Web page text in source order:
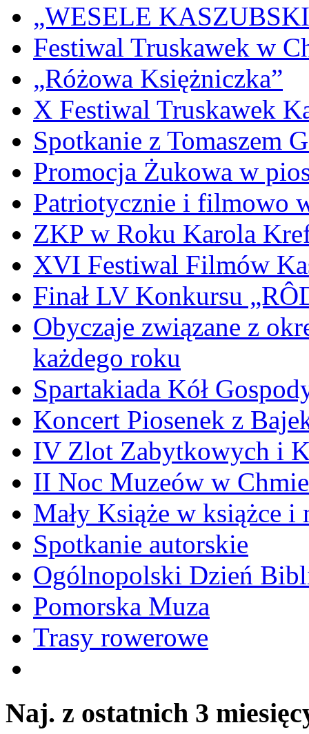
„WESELE
Festiwal Truskawek w
„Różowa Księżniczka”
X Festiwal Truskawek
Spotkanie z Tomaszem
Promocja Żukowa w
Patriotycznie i filmowo
ZKP w Roku Karola
XVI Festiwal Filmów
Finał LV Konkursu
Obyczaje związane z
każdego roku
Spartakiada Kół
Koncert Piosenek z
IV Zlot Zabytkowych i
II Noc Muzeów w
Mały Książe w książce i
Spotkanie autorskie
Ogólnopolski Dzień
Pomorska Muza
Trasy rowerowe
Naj. z ostatnich 3